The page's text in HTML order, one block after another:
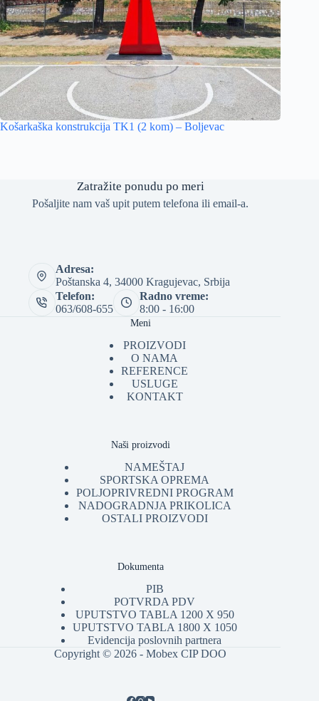
Košarkaška konstrukcija TK1 (2 kom) – Boljevac
Zatražite ponudu po meri
Pošaljite nam vaš upit putem telefona ili email-a.
Adresa:
Poštanska 4, 34000 Kragujevac, Srbija
Telefon:
063/608-655
Radno vreme:
8:00 - 16:00
Meni
PROIZVODI
O NAMA
REFERENCE
USLUGE
KONTAKT
Naši proizvodi
NAMEŠTAJ
SPORTSKA OPREMA
POLJOPRIVREDNI PROGRAM
NADOGRADNJA PRIKOLICA
OSTALI PROIZVODI
Dokumenta
PIB
POTVRDA PDV
UPUTSTVO TABLA 1200 X 950
UPUTSTVO TABLA 1800 X 1050
Evidencija poslovnih partnera
Copyright © 2026 - Mobex CIP DOO